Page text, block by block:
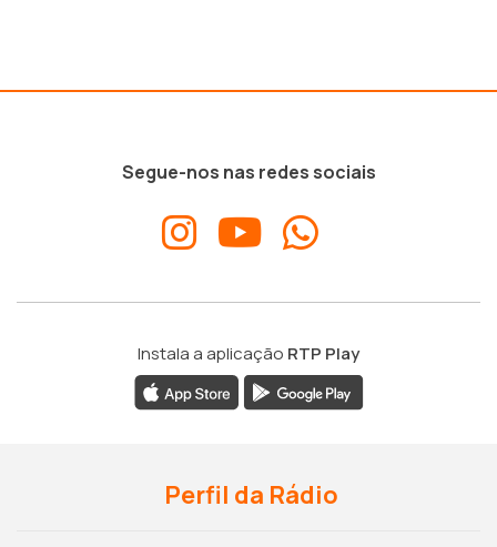
Segue-nos nas redes sociais
Instala a aplicação RTP Play
Perfil da Rádio